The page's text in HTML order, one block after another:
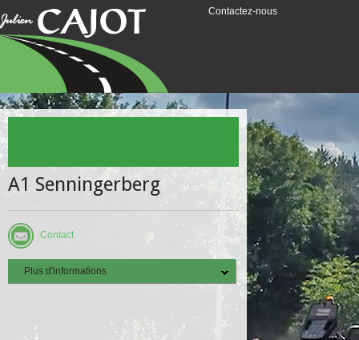
Contactez-nous
A1 Senningerberg
Contact
Plus d'informations